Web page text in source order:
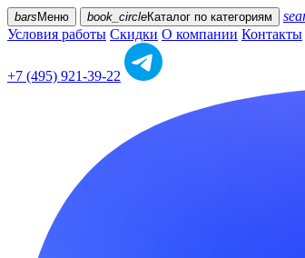
bars Меню book_circleКаталог по категориям
Условия работы Скидки О компании Контакты
+7 (495) 921-39-22